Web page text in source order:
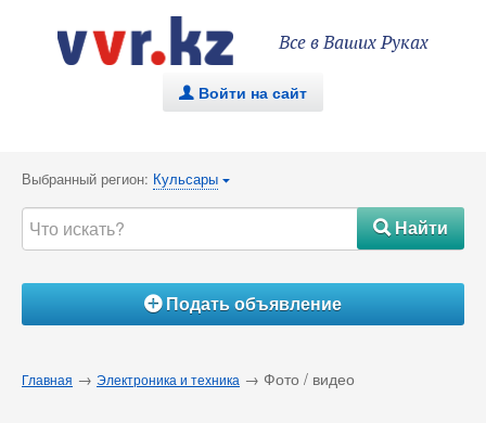
Все в Ваших Руках
. Войти на сайт
Выбранный регион: Кульсары {
#Найти
ÁПодать объявление
Главная → Электроника и техника → Фото / видео